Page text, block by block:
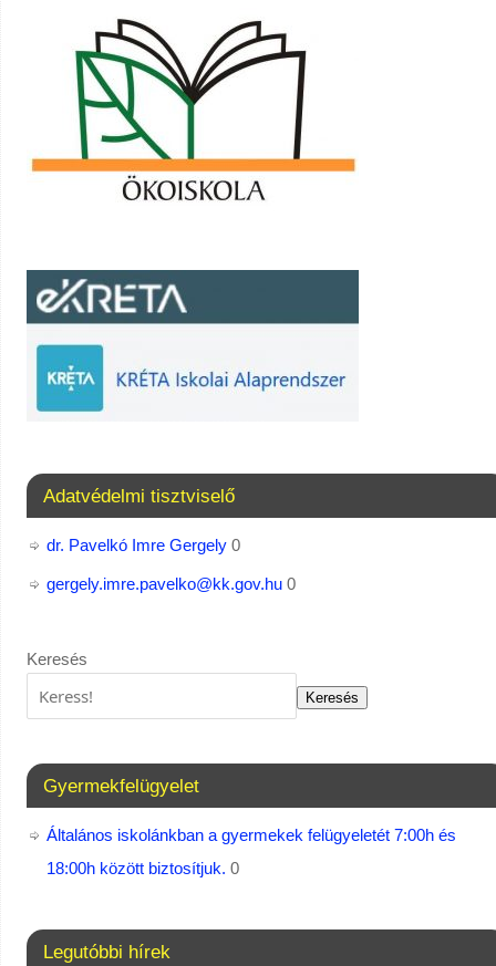
Adatvédelmi tisztviselő
dr. Pavelkó Imre Gergely0
gergely.imre.pavelko@kk.gov.hu0
Keresés
Keresés
Gyermekfelügyelet
Általános iskolánkban a gyermekek felügyeletét 7:00h és
18:00h között biztosítjuk. 0
Legutóbbi hírek